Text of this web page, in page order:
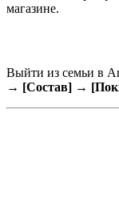
магазине.
Выйти из семьи в
→ [Состав] →